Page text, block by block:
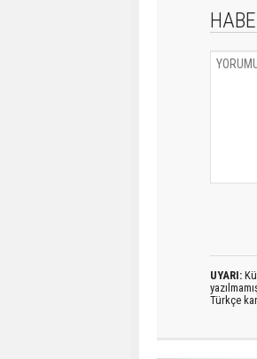
UYARI:
Türkçe